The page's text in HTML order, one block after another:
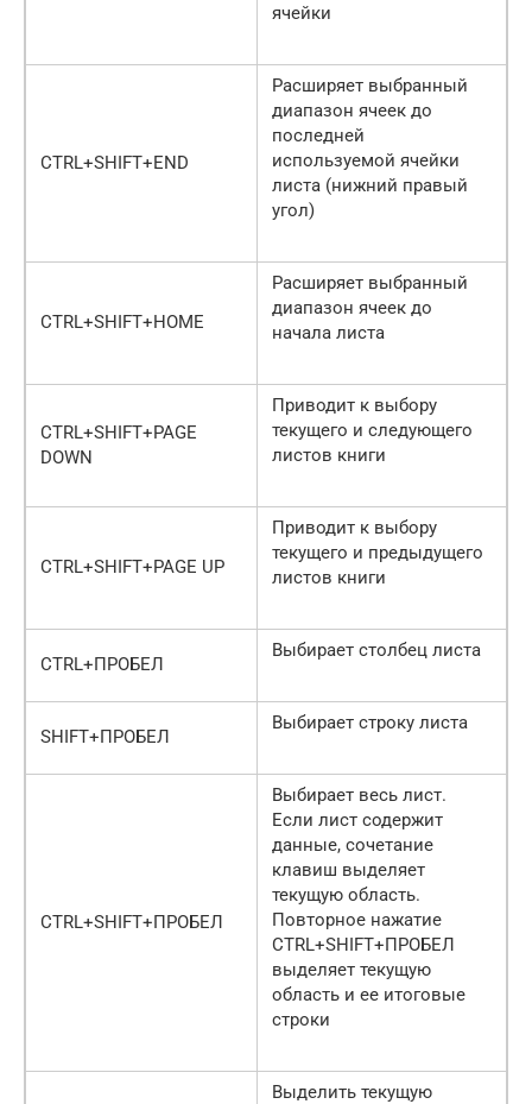
ячейки
CTRL+SHIFT+END
Расширяет выбранный
диапазон ячеек до
последней
используемой ячейки
листа (нижний правый
угол)
CTRL+SHIFT+HOME
Расширяет выбранный
диапазон ячеек до
начала листа
CTRL+SHIFT+PAGE
DOWN
Приводит к выбору
текущего и следующего
листов книги
CTRL+SHIFT+PAGE UP
Приводит к выбору
текущего и предыдущего
листов книги
CTRL+ПРОБЕЛ
Выбирает столбец листа
SHIFT+ПРОБЕЛ
Выбирает строку листа
CTRL+SHIFT+ПРОБЕЛ
Выбирает весь лист.
Если лист содержит
данные, сочетание
клавиш выделяет
текущую область.
Повторное нажатие
CTRL+SHIFT+ПРОБЕЛ
выделяет текущую
область и ее итоговые
строки
Выделить текущую